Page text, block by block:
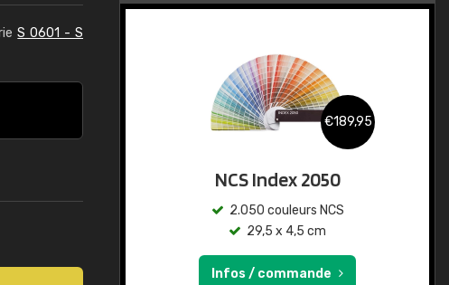
S 0601 - S
€189,95
NCS Index 2050
2.050 couleurs NCS
29,5 x 4,5 cm
Infos / commande